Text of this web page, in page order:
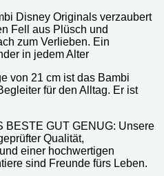
Disney Originals verzaubert
Fell aus Plüsch und
zum Verlieben. Ein
in jedem Alter
von 21 cm ist das Bambi
für den Alltag. Er ist
BESTE GUT GENUG: Unsere
Qualität,
einer hochwertigen
sind Freunde fürs Leben.